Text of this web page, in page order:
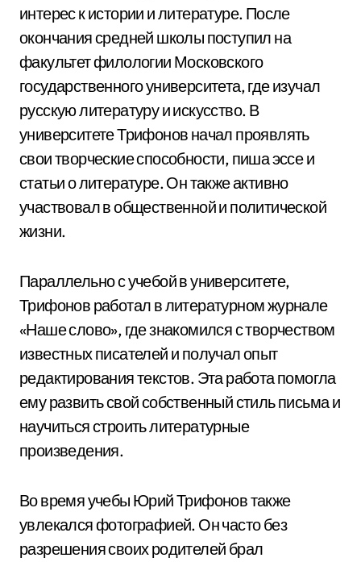
интерес к истории и литературе. После
окончания средней школы поступил на
факультет филологии Московского
государственного университета, где изучал
русскую литературу и искусство. В
университете Трифонов начал проявлять
свои творческие способности, пиша эссе и
статьи о литературе. Он также активно
участвовал в общественной и политической
жизни.
Параллельно с учебой в университете,
Трифонов работал в литературном журнале
«Наше слово», где знакомился с творчеством
известных писателей и получал опыт
редактирования текстов. Эта работа помогла
ему развить свой собственный стиль письма и
научиться строить литературные
произведения.
Во время учебы Юрий Трифонов также
увлекался фотографией. Он часто без
разрешения своих родителей брал